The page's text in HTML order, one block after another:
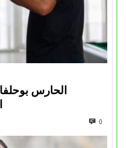
الحارس
0